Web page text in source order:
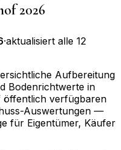
2026
·aktualisiert alle 12
Aufbereitung
Bodenrichtwerte in
öffentlich verfügbaren
Auswertungen —
für Eigentümer, Käufer